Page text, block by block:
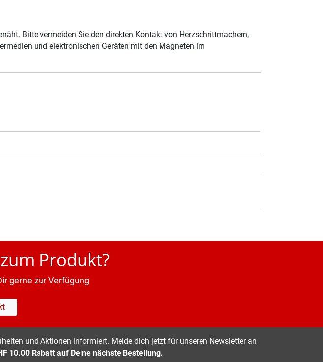
Bitte vermeiden Sie den direkten Kontakt von Herzschrittmachern,
und elektronischen Geräten mit den Magneten im
Produkt?
gerne zur Verfügung
und Aktionen informiert. Melde dich jetzt für unseren Newsletter an
10.00 Rabatt auf Deine nächste Bestellung.